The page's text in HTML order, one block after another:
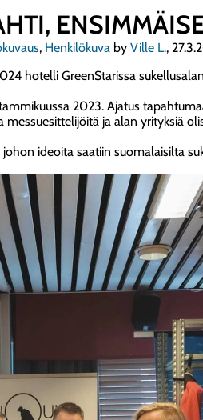
, Henkilökuva by Ville L.,
hotelli GreenStarissa
2023. Ajatus
messuesittelijöitä ja alan yrityksiä
ideoita saatiin suomalaisilta